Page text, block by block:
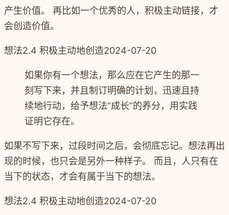
产生价值。 再比如一个优秀的人，积极主动链接，才
会创造价值。
想法2.4 积极主动地创造2024-07-20
如果你有一个想法，那么应在它产生的那一
刻写下来，并且制订明确的计划，迅速且持
续地行动，给予想法“成长”的养分，用实践
证明它存在。
如果不写下来，过段时间之后，会彻底忘记。想法再出
现的时候，也只会是另外一种样子。 而且，人只有在
当下的状态，才会有属于当下的想法。
想法2.4 积极主动地创造2024-07-20